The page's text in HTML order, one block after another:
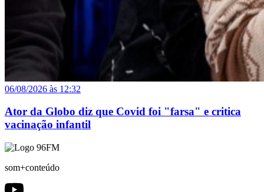
06/08/2026 às 12:32
Ator da Globo diz que Covid foi "farsa" e critica
vacinação infantil
som+conteúdo